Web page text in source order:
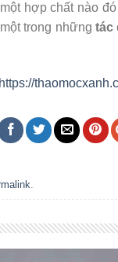
hợp chất nào
trong nhữngtác
https://
.